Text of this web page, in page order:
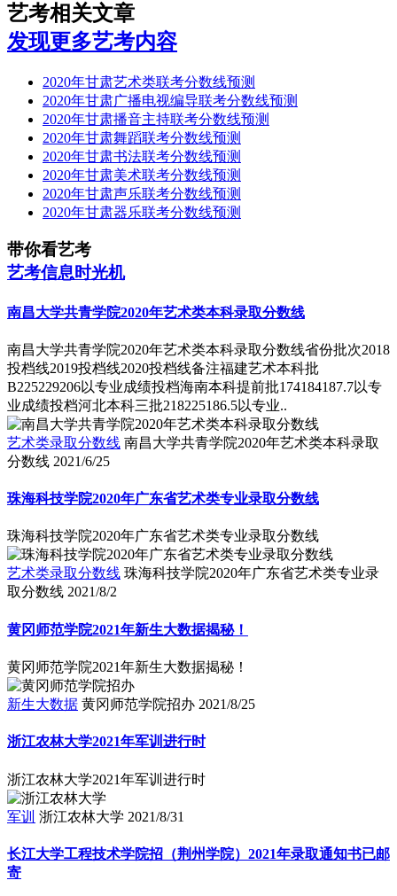
艺考相关文章
发现更多艺考内容
2020年甘肃艺术类联考分数线预测
2020年甘肃广播电视编导联考分数线预测
2020年甘肃播音主持联考分数线预测
2020年甘肃舞蹈联考分数线预测
2020年甘肃书法联考分数线预测
2020年甘肃美术联考分数线预测
2020年甘肃声乐联考分数线预测
2020年甘肃器乐联考分数线预测
带你看艺考
艺考信息时光机
南昌大学共青学院2020年艺术类本科录取分数线
南昌大学共青学院2020年艺术类本科录取分数线省份批次2018
投档线2019投档线2020投档线备注福建艺术本科批
B225229206以专业成绩投档海南本科提前批174184187.7以专
业成绩投档河北本科三批218225186.5以专业..
艺术类录取分数线 南昌大学共青学院2020年艺术类本科录取
分数线 2021/6/25
珠海科技学院2020年广东省艺术类专业录取分数线
珠海科技学院2020年广东省艺术类专业录取分数线
艺术类录取分数线 珠海科技学院2020年广东省艺术类专业录
取分数线 2021/8/2
黄冈师范学院2021年新生大数据揭秘！
黄冈师范学院2021年新生大数据揭秘！
新生大数据 黄冈师范学院招办 2021/8/25
浙江农林大学2021年军训进行时
浙江农林大学2021年军训进行时
军训 浙江农林大学 2021/8/31
长江大学工程技术学院招（荆州学院）2021年录取通知书已邮
寄